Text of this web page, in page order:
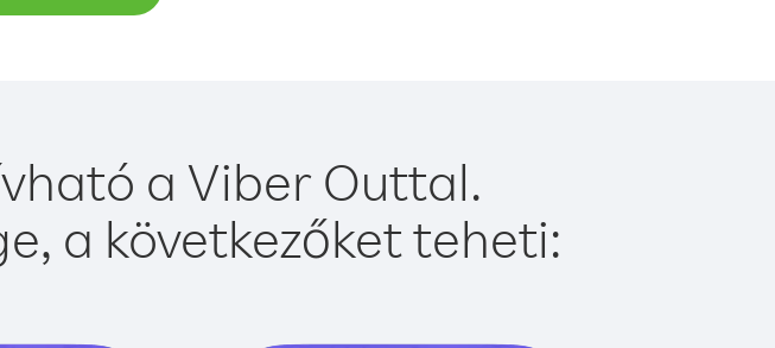
a Viber Outtal.
a következőket teheti: